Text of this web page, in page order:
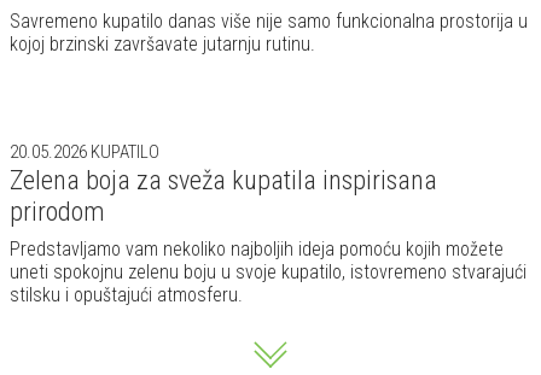
Savremeno kupatilo danas više nije samo funkcionalna prostorija u
kojoj brzinski završavate jutarnju rutinu.
20.05.2026 KUPATILO
Zelena boja za sveža kupatila inspirisana
prirodom
Predstavljamo vam nekoliko najboljih ideja pomoću kojih možete
uneti spokojnu zelenu boju u svoje kupatilo, istovremeno stvarajući
stilsku i opuštajući atmosferu.